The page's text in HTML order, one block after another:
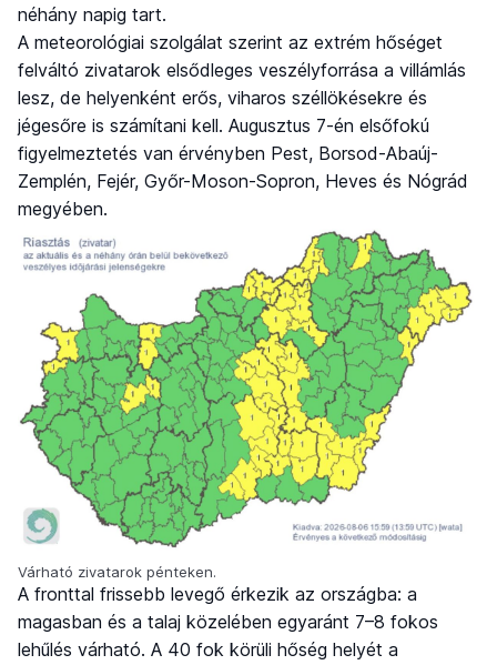
néhány napig tart.
A meteorológiai szolgálat szerint az extrém hőséget
felváltó zivatarok elsődleges veszélyforrása a villámlás
lesz, de helyenként erős, viharos széllökésekre és
jégesőre is számítani kell. Augusztus 7-én elsőfokú
figyelmeztetés van érvényben Pest, Borsod-Abaúj-
Zemplén, Fejér, Győr-Moson-Sopron, Heves és Nógrád
megyében.
Várható zivatarok pénteken.
A fronttal frissebb levegő érkezik az országba: a
magasban és a talaj közelében egyaránt 7–8 fokos
lehűlés várható. A 40 fok körüli hőség helyét a